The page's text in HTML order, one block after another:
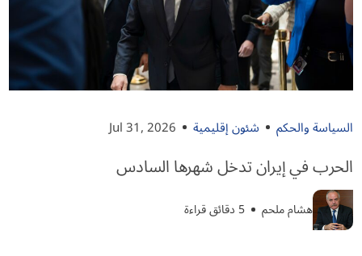
السياسة والحكم شئون إقليمية Jul 31, 2026
الحرب في إيران تدخل شهرها السادس
هشام ملحم 5 دقائق قراءة